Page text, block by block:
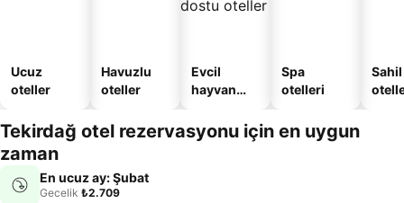
Ucuz
oteller
Havuzlu
oteller
Evcil
hayvan
oteller
Spa
otelleri
Sahil
Tekirdağ otel rezervasyonu için en uygun
zaman
En ucuz ay: Şubat
Gecelik ₺2.709